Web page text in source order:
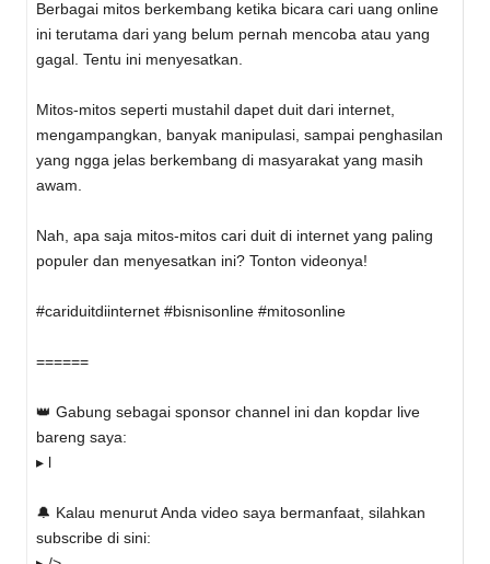
Berbagai mitos berkembang ketika bicara cari uang online
ini terutama dari yang belum pernah mencoba atau yang
gagal. Tentu ini menyesatkan.
Mitos-mitos seperti mustahil dapet duit dari internet,
mengampangkan, banyak manipulasi, sampai penghasilan
yang ngga jelas berkembang di masyarakat yang masih
awam.
Nah, apa saja mitos-mitos cari duit di internet yang paling
populer dan menyesatkan ini? Tonton videonya!
#cariduitdiinternet #bisnisonline #mitosonline
======
👑 Gabung sebagai sponsor channel ini dan kopdar live
bareng saya:
▸ l
🔔 Kalau menurut Anda video saya bermanfaat, silahkan
subscribe di sini: